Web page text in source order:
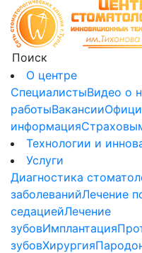
О центре
СпециалистыВидео о
работыВакансии
информация
Технологии и
Услуги
Диагностика
заболеванийЛечение
седациейЛечение
зубовИмплантация
зубовХирургия